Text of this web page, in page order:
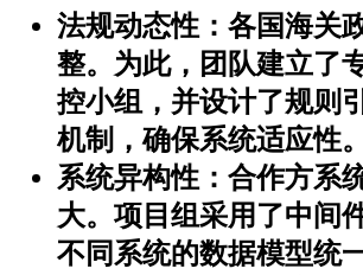
法规动态性 ：各国海关
整。为此，团队建立了
控小组，并设计了规则
机制，确保系统适应性。
系统异构性 ：合作方系
大。项目组采用了中间
不同系统的数据模型统